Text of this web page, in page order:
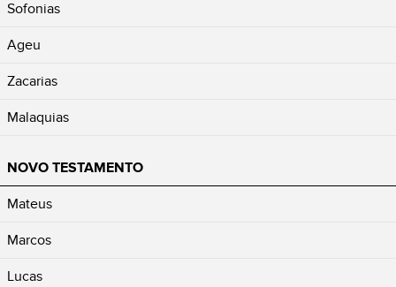
Sofonias
Ageu
Zacarias
Malaquias
NOVO TESTAMENTO
Mateus
Marcos
Lucas